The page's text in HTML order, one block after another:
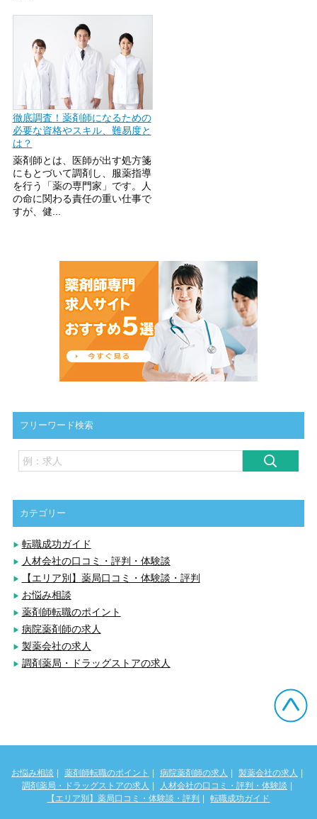
徹底調査！薬剤師になるための
必要な資格やスキル、難易度と
は？
薬剤師とは、医師が出す処方箋
にもとづいて調剤し、服薬指導
を行う「薬の専門家」です。人
の命に関わる責任の重い仕事で
すが、健...
フリーワード検索
カテゴリー
転職成功ガイド
人材会社の口コミ・評判・体験談
【エリア別】薬局口コミ・体験談・評判
お悩み相談
薬剤師転職のポイント
病院薬剤師の求人
製薬会社の求人
調剤薬局・ドラッグストアの求人
お悩み相談 薬剤師転職のポイント 病院薬剤師の求人
製薬会社の求人
調剤薬局・ドラッグストアの求人
人材会社の口コミ・評判・体験談
【エリア別】薬局口コミ・体験談・評判
転職成功ガイド